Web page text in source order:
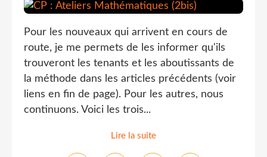
Pour les nouveaux qui arrivent en cours de
route, je me permets de les informer qu'ils
trouveront les tenants et les aboutissants de
la méthode dans les articles précédents (voir
liens en fin de page). Pour les autres, nous
continuons. Voici les trois...
Lire la suite